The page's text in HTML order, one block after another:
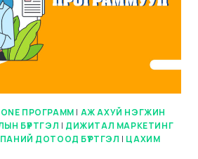
ПРОГРАММ | АЖ АХУЙ НЭГЖИН
БҮРТГЭЛ | ДИЖИТАЛ МАРКЕТИНГ
ДОТООД БҮРТГЭЛ | ЦАХИМ